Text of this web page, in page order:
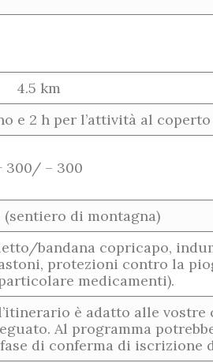
4.5 km
e 2 h per l’attività al coperto
300/ – 300
(sentiero di montagna)
bandana copricapo,
protezioni contro la
medicamenti).
è adatto alle vostre
Al programma
di conferma di iscrizione